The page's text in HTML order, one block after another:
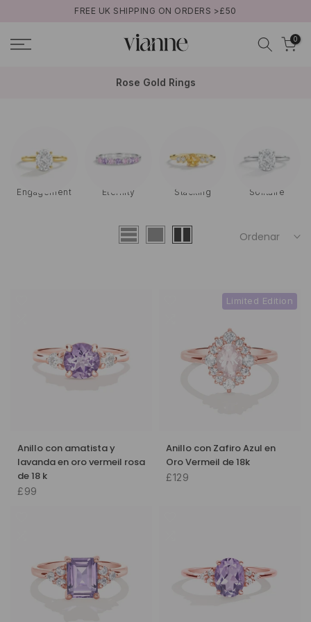
contenido
FREE UK SHIPPING ON ORDERS >£50
0
Rose Gold Rings
Solitaire Three-Stone Halo Birthstone
Ordenar
Anillo con amatista y
lavanda en oro vermeil rosa
de 18 k
£99
Limited Edition
Anillo con Zafiro Azul en
Oro Vermeil de 18k
£129